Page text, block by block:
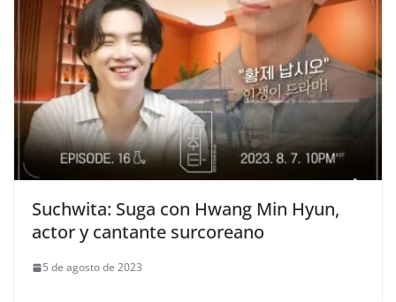
Suchwita: Suga con Hwang Min Hyun,
actor y cantante surcoreano
5 de agosto de 2023